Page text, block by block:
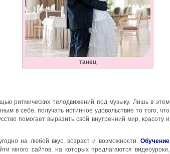
танец
ритмических телодвижений под музыку. Лишь в этом
в себе, получать истинное удовольствие то того, что
помогает выразить свой внутренний мир, красоту и
на любой вкус, возраст и возможности. Обучение
много сайтов, на которых предлагаются видеоуроки,